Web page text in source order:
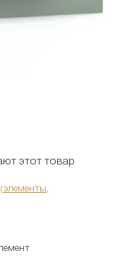
этот товар